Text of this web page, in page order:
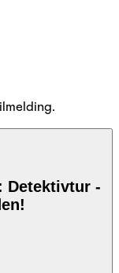
Detektivtur -